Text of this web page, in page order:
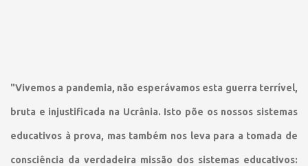
"Vivemos a pandemia, não esperávamos esta guerra terrível,
bruta e injustificada na Ucrânia. Isto põe os nossos sistemas
educativos à prova, mas também nos leva para a tomada de
consciência da verdadeira missão dos sistemas educativos: